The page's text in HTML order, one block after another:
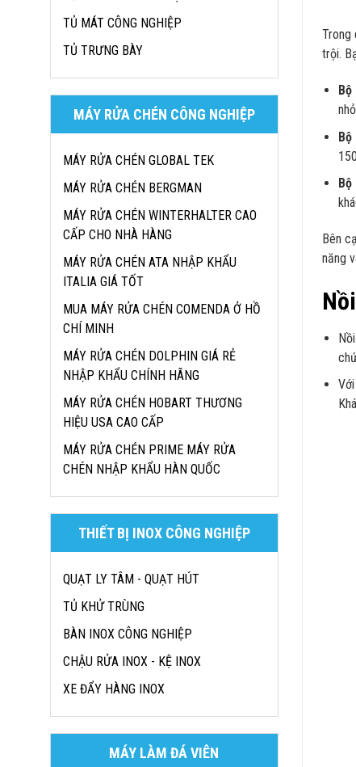
TỦ MÁT CÔNG NGHIỆP
TỦ TRƯNG BÀY
MÁY RỬA CHÉN CÔNG NGHIỆP
MÁY RỬA CHÉN GLOBAL TEK
MÁY RỬA CHÉN BERGMAN
MÁY RỬA CHÉN WINTERHALTER CAO
CẤP CHO NHÀ HÀNG
MÁY RỬA CHÉN ATA NHẬP KHẨU
ITALIA GIÁ TỐT
MUA MÁY RỬA CHÉN COMENDA Ở HỒ
CHÍ MINH
MÁY RỬA CHÉN DOLPHIN GIÁ RẺ
NHẬP KHẨU CHÍNH HÃNG
MÁY RỬA CHÉN HOBART THƯƠNG
HIỆU USA CAO CẤP
MÁY RỬA CHÉN PRIME MÁY RỬA
CHÉN NHẬP KHẨU HÀN QUỐC
THIẾT BỊ INOX CÔNG NGHIỆP
QUẠT LY TÂM - QUẠT HÚT
TỦ KHỬ TRÙNG
BÀN INOX CÔNG NGHIỆP
CHẬU RỬA INOX - KỆ INOX
XE ĐẨY HÀNG INOX
MÁY LÀM ĐÁ VIÊN
Trong
trội.
Bộ
Bộ
Bộ
Bên
năng